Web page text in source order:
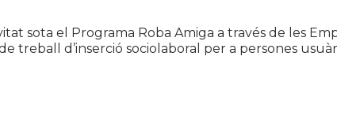
sota el Programa Roba Amiga a través de les
treball d’inserció sociolaboral per a persones